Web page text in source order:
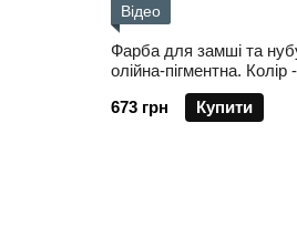
Відео
Фарба для замші та
олійна-пігментна. Колір
673 грн
Купити